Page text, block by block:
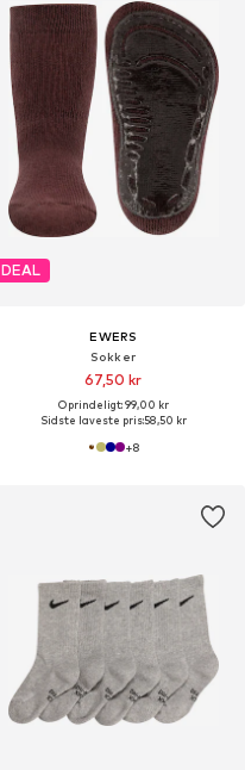
DEAL
EWERS
Sokker
67,50 kr
Oprindeligt: 99,00 kr
Sidste laveste pris:58,50 kr
+8